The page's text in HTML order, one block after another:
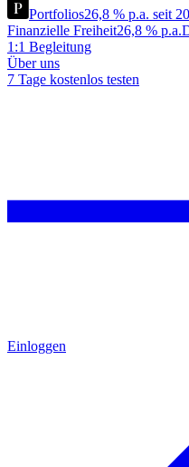
Portfolios26,8 % p.a. seit
Finanzielle Freiheit26,8 % p.a.
1:1 Begleitung
Über uns
7 Tage kostenlos testen
Einloggen